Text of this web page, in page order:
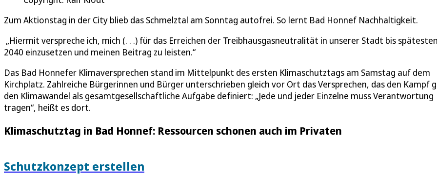
Zum Aktionstag in der City blieb das Schmelztal am Sonntag autofrei. So lernt Bad Honnef Nachhaltigkeit.
„Hiermit verspreche ich, mich (. . .) für das Erreichen der Treibhausgasneutralität in unserer Stadt bis
2040 einzusetzen und meinen Beitrag zu leisten.“
Das Bad Honnefer Klimaversprechen stand im Mittelpunkt des ersten Klimaschutztags am Samstag auf dem
Kirchplatz. Zahlreiche Bürgerinnen und Bürger unterschrieben gleich vor Ort das Versprechen, das den Kampf
den Klimawandel als gesamtgesellschaftliche Aufgabe definiert: „Jede und jeder Einzelne muss Verantwortung
tragen“, heißt es dort.
Klimaschutztag in Bad Honnef: Ressourcen schonen auch im Privaten
Schutzkonzept erstellen